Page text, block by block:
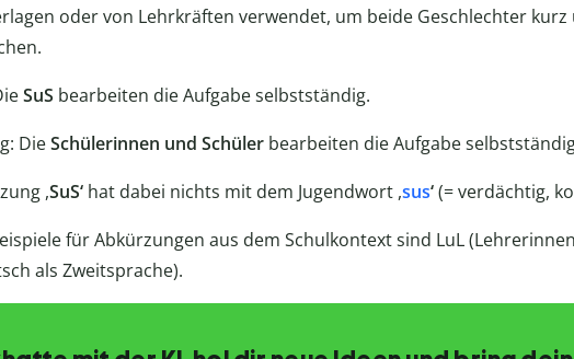
oder von Lehrkräften verwendet, um beide Geschlechter kurz
SuS bearbeiten die Aufgabe selbstständig.
: DieSchülerinnen und Schülerbearbeiten die Aufgabe
,SuS‘hat dabei nichts mit dem Jugendwort ,sus‘(= verdächtig,
für Abkürzungen aus dem Schulkontext sind LuL
als Zweitsprache).